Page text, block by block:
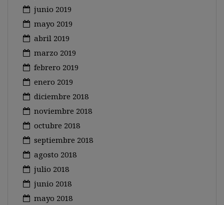
junio 2019
mayo 2019
abril 2019
marzo 2019
febrero 2019
enero 2019
diciembre 2018
noviembre 2018
octubre 2018
septiembre 2018
agosto 2018
julio 2018
junio 2018
mayo 2018